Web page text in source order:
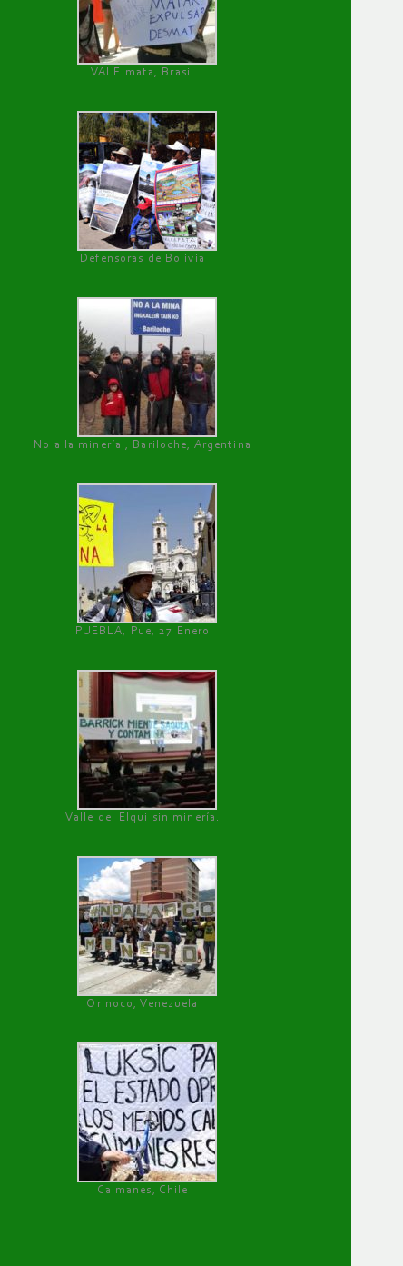
VALE mata, Brasil
Defensoras de Bolivia
No a la minería , Bariloche, Argentina
PUEBLA, Pue, 27 Enero
Valle del Elqui sin minería.
Orinoco, Venezuela
Caimanes, Chile